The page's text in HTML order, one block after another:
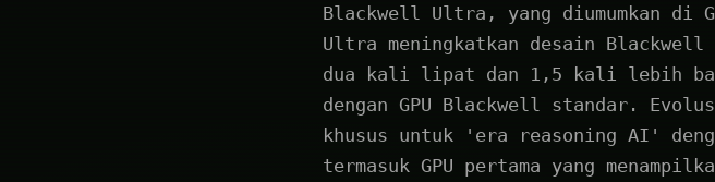
Blackwell Ultra, yang diumumkan di
Ultra meningkatkan desain
dua kali lipat dan 1,5 kali lebih
dengan GPU Blackwell standar.
khusus untuk 'era reasoning AI'
termasuk GPU pertama yang